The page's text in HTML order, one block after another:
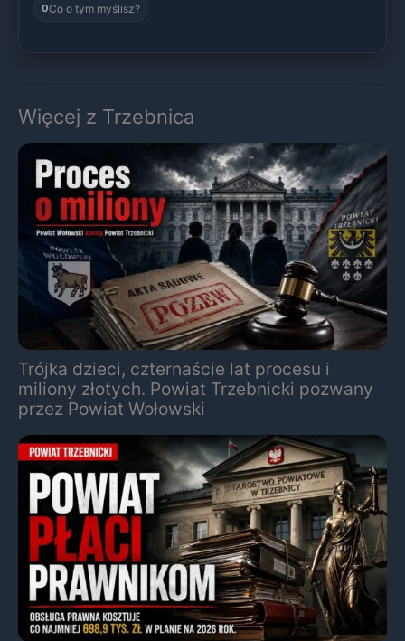
0Co o tym myślisz?
Więcej z Trzebnica
Trójka dzieci, czternaście lat procesu i
miliony złotych. Powiat Trzebnicki pozwany
przez Powiat Wołowski